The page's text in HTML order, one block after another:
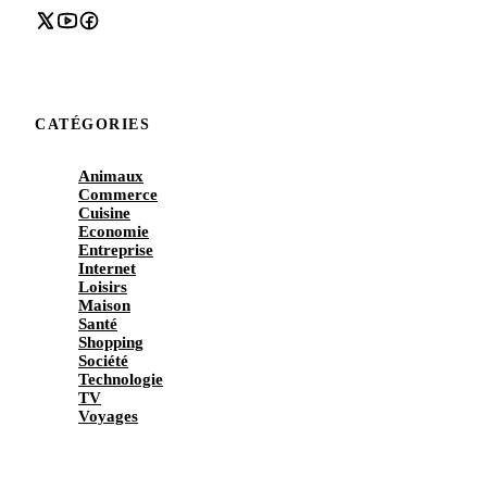
CATÉGORIES
Animaux
Commerce
Cuisine
Economie
Entreprise
Internet
Loisirs
Maison
Santé
Shopping
Société
Technologie
TV
Voyages